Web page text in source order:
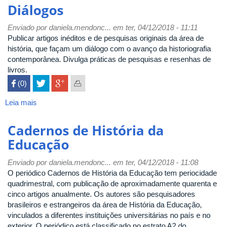
&
Perspectivas
Diálogos
Enviado pordaniela.mendonc... em ter, 04/12/2018 - 11:11
Publicar artigos inéditos e de pesquisas originais da área de
história, que façam um diálogo com o avanço da historiografia
contemporânea. Divulga práticas de pesquisas e resenhas de
livros.
 (0)
Leia mais
Cadernos de História da
Educação
Enviado pordaniela.mendonc... em ter, 04/12/2018 - 11:08
O periódico Cadernos de História da Educação tem periocidade
quadrimestral, com publicação de aproximadamente quarenta e
cinco artigos anualmente. Os autores são pesquisadores
brasileiros e estrangeiros da área de História da Educação,
vinculados a diferentes instituições universitárias no país e no